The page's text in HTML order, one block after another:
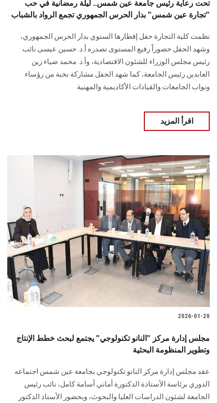
تحت رعاية رئيس جامعة عين شمس.. ليلة رمضانية في حب
"تجارة عين شمس" بدار الحرس الجمهوري تجمع الرواد بالشباب
نظمت كلية التجارة حفل إفطارها السنوي بدار الحرس الجمهوري،
وشهد الحفل حضوراً رفيع المستوى تصدره أ.د. حسين عيسى نائب
رئيس مجلس الوزراء للشئون الاقتصادية، وأ.د. محمد ضياء زين
العابدين رئيس الجامعة، كما شهد الحفل مشاركة نخبة من رؤساء
ونواب الجامعات والقيادات الأكاديمية والمهنية
اقرأ المزيد
2026-01-20
مجلس إدارة مركز "النانو تكنولوجي" يجتمع لبحث خطط الإنتاج
وتطوير المنظومة البحثية
عقد مجلس إدارة مركز النانو تكنولوجي بجامعة عين شمس اجتماعه
الدوري برئاسة الأستاذة الدكتورة أماني أسامة كامل، نائب رئيس
الجامعة لشئون الدراسات العليا والبحوث، وبحضور الأستاذ الدكتور